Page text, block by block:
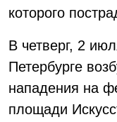
которого
В четверг, 2
Петербурге
нападения на
площади